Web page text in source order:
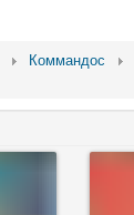
Коммандос